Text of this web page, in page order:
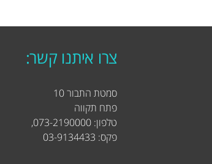
צרו איתנו קשר:
סמטת התבור 10
פתח תקווה
טלפון: 073-2190000,
פקס: 03-9134433